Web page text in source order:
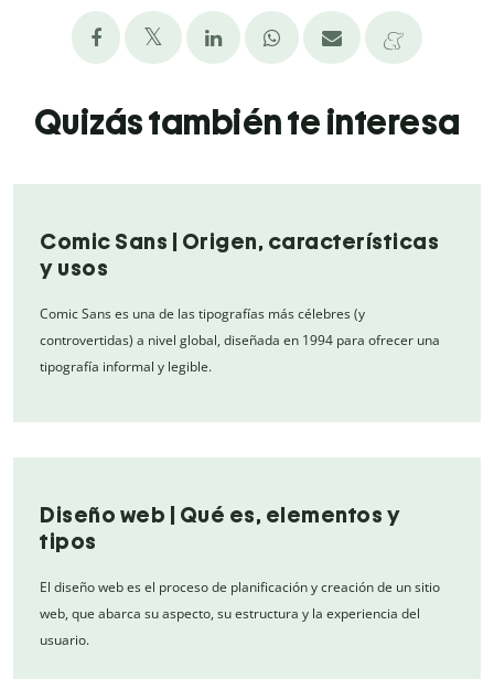
Quizás también te interesa
Comic Sans | Origen, características
y usos
Comic Sans es una de las tipografías más célebres (y
controvertidas) a nivel global, diseñada en 1994 para ofrecer una
tipografía informal y legible.
Diseño web | Qué es, elementos y
tipos
El diseño web es el proceso de planificación y creación de un sitio
web, que abarca su aspecto, su estructura y la experiencia del
usuario.